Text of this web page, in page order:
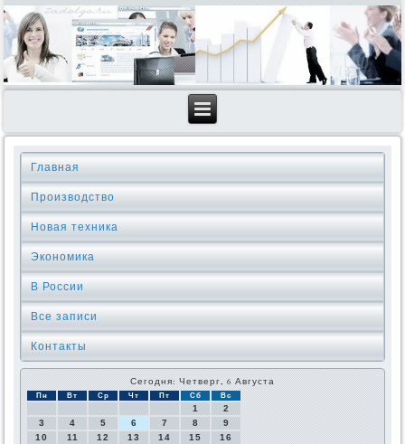
Главная
Производство
Новая техника
Экономика
В России
Все записи
Контакты
Сегодня: Четверг, 6 Августа
Пн Вт Ср Чт Пт Сб Вс
1
2
3
4 5 6 7 8
9
10
11 12 13 14 15
16